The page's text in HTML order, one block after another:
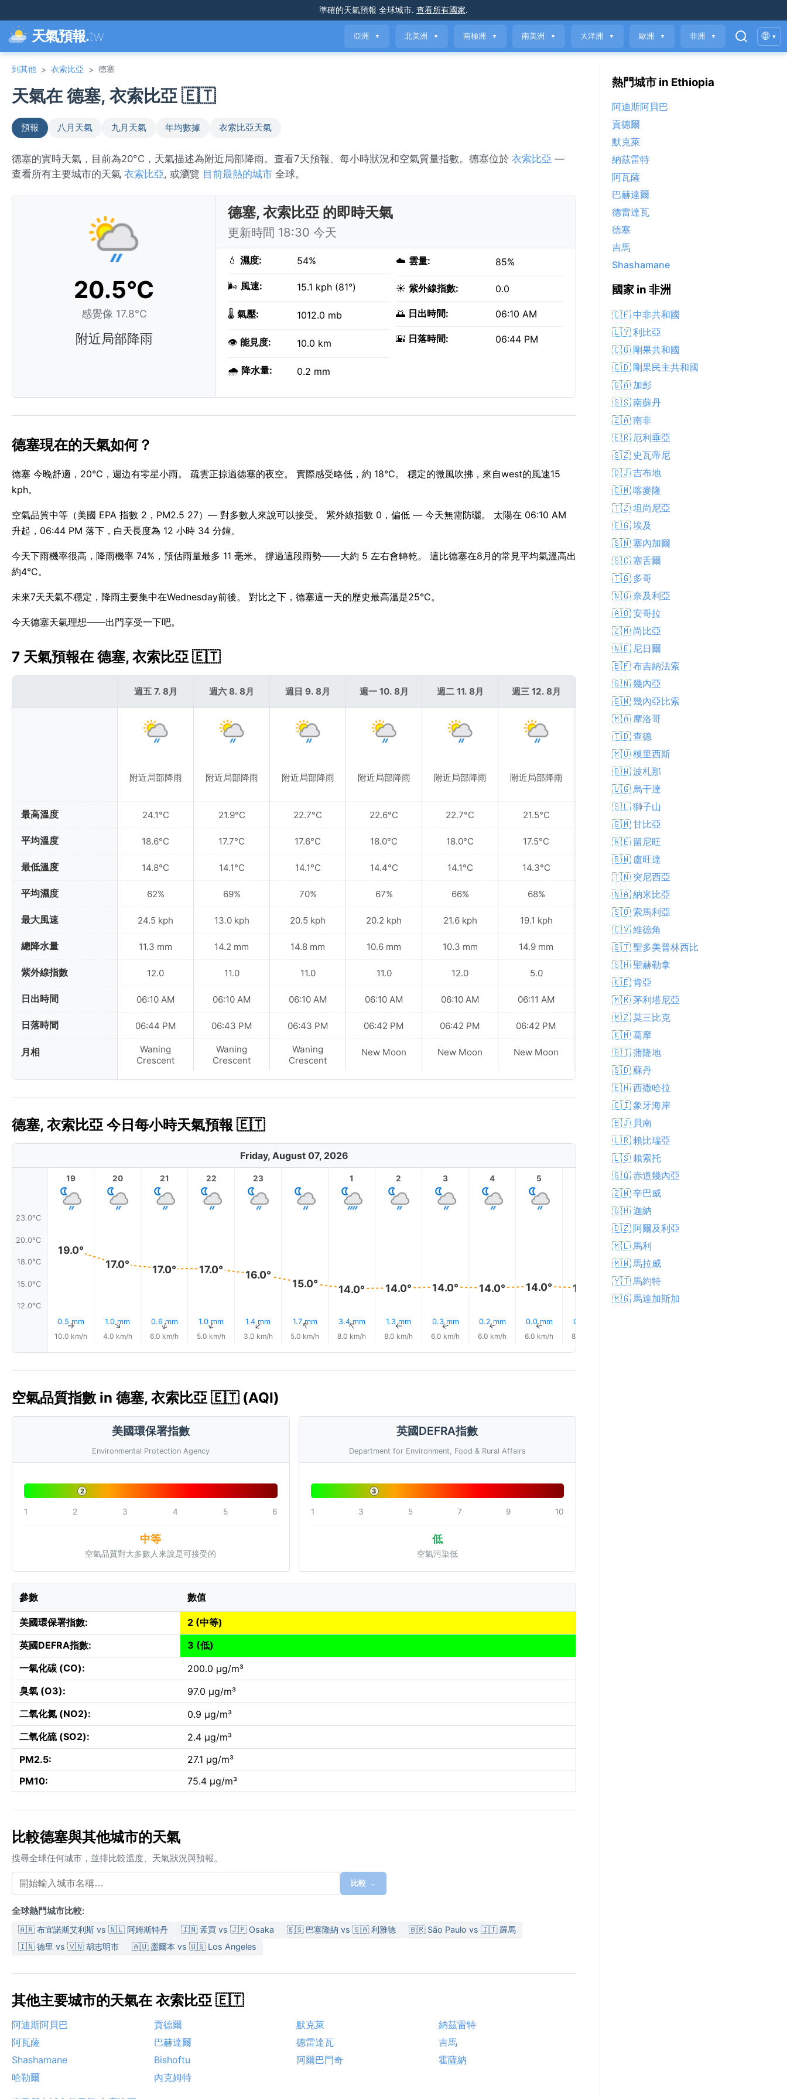
準確的天氣預報 全球城市. 查看所有國家.
天氣預報.tw 亞洲 ▼ 北美洲 ▼ 南極洲 ▼ 南美洲 ▼ 大洋洲 ▼ 歐洲 ▼ 非洲 ▼ 🌐 ▾
到其他 > 衣索比亞 > 德塞
天氣在 德塞, 衣索比亞 🇪🇹
預報 八月天氣 九月天氣 年均數據 衣索比亞天氣
德塞的實時天氣，目前為20°C，天氣描述為附近局部降雨。查看7天預報、每小時狀況和空氣質量指數。德塞位於 衣索比亞 —
查看所有主要城市的天氣 衣索比亞, 或瀏覽 目前最熱的城市 全球。
20.5°C
感覺像 17.8°C
附近局部降雨
德塞, 衣索比亞 的即時天氣
更新時間 18:30 今天
💧 濕度: 54%
🌬️ 風速: 15.1 kph (81°)
🌡️ 氣壓: 1012.0 mb
👁️ 能見度: 10.0 km
🌧️ 降水量: 0.2 mm
☁️ 雲量: 85%
☀️ 紫外線指數: 0.0
🌅 日出時間: 06:10 AM
🌇 日落時間: 06:44 PM
德塞現在的天氣如何？
德塞 今晚舒適，20°C，週边有零星小雨。 疏雲正掠過德塞的夜空。 實際感受略低，約 18°C。 穩定的微風吹拂，來自west的風速15
kph。
空氣品質中等（美國 EPA 指數 2，PM2.5 27）— 對多數人來說可以接受。 紫外線指數 0，偏低 — 今天無需防曬。 太陽在 06:10 AM
升起，06:44 PM 落下，白天長度為 12 小時 34 分鐘。
今天下雨機率很高，降雨機率 74%，預估雨量最多 11 毫米。 撐過這段雨勢——大約 5 左右會轉乾。 這比德塞在8月的常見平均氣溫高出
約4°C。
未來7天天氣不穩定，降雨主要集中在Wednesday前後。 對比之下，德塞這一天的歷史最高溫是25°C。
今天德塞天氣理想——出門享受一下吧。
7 天氣預報在 德塞, 衣索比亞 🇪🇹
最高溫度
平均溫度
最低溫度
平均濕度
最大風速
總降水量
紫外線指數
日出時間
日落時間
月相
週五 7. 8月
附近局部降雨
24.1°C
18.6°C
14.8°C
62%
24.5 kph
11.3 mm
12.0
06:10 AM
06:44 PM
Waning
Crescent
週六 8. 8月
附近局部降雨
21.9°C
17.7°C
14.1°C
69%
13.0 kph
14.2 mm
11.0
06:10 AM
06:43 PM
Waning
Crescent
週日 9. 8月
附近局部降雨
22.7°C
17.6°C
14.1°C
70%
20.5 kph
14.8 mm
11.0
06:10 AM
06:43 PM
Waning
Crescent
週一 10. 8月
附近局部降雨
22.6°C
18.0°C
14.4°C
67%
20.2 kph
10.6 mm
11.0
06:10 AM
06:42 PM
New Moon
週二 11. 8月
附近局部降雨
22.7°C
18.0°C
14.1°C
66%
21.6 kph
10.3 mm
12.0
06:10 AM
06:42 PM
New Moon
週三 12. 8月
附近局部降雨
21.5°C
17.5°C
14.3°C
68%
19.1 kph
14.9 mm
5.0
06:11 AM
06:42 PM
New Moon
週四 13. 8月
附近局部降雨
21.1°C
17.4°C
14.8°C
68%
7.9 kph
4.9 mm
5.0
06:11 AM
06:41 PM
New Moon
德塞, 衣索比亞 今日每小時天氣預報 🇪🇹
Friday, August 07, 2026
23.0°C
20.0°C
18.0°C
15.0°C
12.0°C
19
19.0°
0.5 mm
↑
10.0 km/h
20
17.0°
1.0 mm
↑
4.0 km/h
21
17.0°
0.6 mm
↑
6.0 km/h
22
17.0°
1.0 mm
↑
5.0 km/h
23
16.0°
1.4 mm
↑
3.0 km/h
15.0°
1.7 mm
↑
5.0 km/h
1
14.0°
3.4 mm
↑
8.0 km/h
2
14.0°
1.3 mm
↑
8.0 km/h
3
14.0°
0.3 mm
↑
6.0 km/h
4
14.0°
0.2 mm
↑
6.0 km/h
5
14.0°
0.0 mm
↑
6.0 km/h
14.0°
0.1 mm
8.0 km/h
7
15.0°
8
空氣品質指數 in 德塞, 衣索比亞 🇪🇹 (AQI)
美國環保署指數
Environmental Protection Agency
2
1 2 3 4 5 6
中等
空氣品質對大多數人來說是可接受的
英國DEFRA指數
Department for Environment, Food & Rural Affairs
3
1 3 5 7 9 10
低
空氣污染低
參數 數值
美國環保署指數:
2 (中等)
英國DEFRA指數:
3 (低)
一氧化碳 (CO):
200.0 µg/m³
臭氧 (O3):
97.0 µg/m³
二氧化氮 (NO2):
0.9 µg/m³
二氧化硫 (SO2):
2.4 µg/m³
PM2.5:
27.1 µg/m³
PM10:
75.4 µg/m³
比較德塞與其他城市的天氣
搜尋全球任何城市，並排比較溫度、天氣狀況與預報。
比較 →
全球熱門城市比較:
🇦🇷 布宜諾斯艾利斯 vs 🇳🇱 阿姆斯特丹 🇮🇳 孟買 vs 🇯🇵 Osaka 🇪🇸 巴塞隆納 vs 🇸🇦 利雅德
🇧🇷 São Paulo vs 🇮🇹 羅馬
🇮🇳 德里 vs 🇻🇳 胡志明市
🇦🇺 墨爾本 vs 🇺🇸 Los Angeles
其他主要城市的天氣在 衣索比亞 🇪🇹
阿迪斯阿貝巴 貢德爾 默克萊
納茲雷特
阿瓦薩
巴赫達爾 德雷達瓦
吉馬
Shashamane
Bishoftu 阿爾巴門奇
霍薩納
哈勒爾
內克姆特
熱門城市 in Ethiopia
阿迪斯阿貝巴
貢德爾
默克萊
納茲雷特
阿瓦薩
巴赫達爾
德雷達瓦
德塞
吉馬
Shashamane
國家 in 非洲
🇨🇫 中非共和國
🇱🇾 利比亞
🇨🇬 剛果共和國
🇨🇩 剛果民主共和國
🇬🇦 加彭
🇸🇸 南蘇丹
🇿🇦 南非
🇪🇷 厄利垂亞
🇸🇿 史瓦帝尼
🇩🇯 吉布地
🇨🇲 喀麥隆
🇹🇿 坦尚尼亞
🇪🇬 埃及
🇸🇳 塞內加爾
🇸🇨 塞舌爾
🇹🇬 多哥
🇳🇬 奈及利亞
🇦🇴 安哥拉
🇿🇲 尚比亞
🇳🇪 尼日爾
🇧🇫 布吉納法索
🇬🇳 幾內亞
🇬🇼 幾內亞比索
🇲🇦 摩洛哥
🇹🇩 查德
🇲🇺 模里西斯
🇧🇼 波札那
🇺🇬 烏干達
🇸🇱 獅子山
🇬🇲 甘比亞
🇷🇪 留尼旺
🇷🇼 盧旺達
🇹🇳 突尼西亞
🇳🇦 納米比亞
🇸🇴 索馬利亞
🇨🇻 維德角
🇸🇹 聖多美普林西比
🇸🇭 聖赫勒拿
🇰🇪 肯亞
🇲🇷 茅利塔尼亞
🇲🇿 莫三比克
🇰🇲 葛摩
🇧🇮 蒲隆地
🇸🇩 蘇丹
🇪🇭 西撒哈拉
🇨🇮 象牙海岸
🇧🇯 貝南
🇱🇷 賴比瑞亞
🇱🇸 賴索托
🇬🇶 赤道幾內亞
🇿🇼 辛巴威
🇬🇭 迦納
🇩🇿 阿爾及利亞
🇲🇱 馬利
🇲🇼 馬拉威
🇾🇹 馬約特
🇲🇬 馬達加斯加